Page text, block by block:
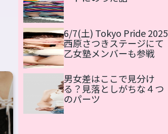
6/7(土) Tokyo Pride 2025
西原さつきステージにて
乙女塾メンバーも参戦
男女差はここで見分け
る？見落としがちな４つ
のパーツ